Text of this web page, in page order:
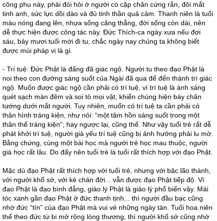
công phu này, phải đòi hỏi ở người có cặp chân cứng rắn, đôi mắt
tinh anh, sức lực dồi dào và đủ tinh thần quả cảm. Thanh niên là tuổi
máu nóng đang lên, nhựa sống căng thẳng, đời sống còn dài, nên
dễ thực hiện được công tác này. Đức Thích-ca ngày xưa nếu đợi
sáu, bảy mươi tuổi mới đi tu, chắc ngày nay chúng ta không biết
được mùi pháp vị là gì.
- Trí tuệ: Đức Phật là đấng đã giác ngộ. Người tu theo đạo Phật là
noi theo con đường sáng suốt của Ngài đã qua để đến thành trì giác
ngộ. Muốn được giác ngộ cần phải có trí tuệ, vì trí tuệ là ánh sáng
quét sạch màn đêm và soi tỏ mọi vật, khiến chúng hiện bày chân
tướng dưới mắt người. Tuy nhiên, muốn có trí tuệ ta cần phải có
thân hình tráng kiện, như nói: “một tâm hồn sáng suốt trong một
thân thể tráng kiện”; hay ngược lại, cũng thế. Như vậy tuổi trẻ rất dễ
phát khởi trí tuệ, người già yếu trí tuệ cũng bị ảnh hưởng phải lu mờ.
Bằng chứng, cùng một bài học mà người trẻ học mau thuộc, người
già học rất lâu. Do đấy nên tuổi trẻ là tuổi rất thích hợp với đạo Phật.
Mặc dù đạo Phật rất thích hợp với tuổi trẻ, nhưng với bậc lão thành,
với người khổ sở, với kẻ chán đời... vẫn được đạo Phật tiếp độ. Vì
đạo Phật là đạo bình đẳng, giáo lý Phật là giáo lý phổ biến vậy. Mái
tóc xanh gần đạo Phật ở đức thanh tịnh... thì người đầu bạc cũng
nhờ đức “tín” của đạo Phật mà vui vẻ những ngày tàn. Tuổi hoa niên
thể theo đức từ bi mở rộng lòng thương, thì người khổ sở cũng nhờ